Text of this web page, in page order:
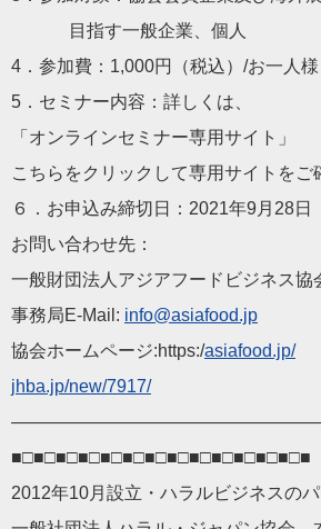
目指す一般企業、個人
4．参加費：1,000円（税込）/お一人様
5．セミナー内容：詳しくは、
「オンラインセミナー専用サイト」
こちらをクリックして専用サイトをご
６．お申込み締切日：2021年9月28日
お問い合わせ先：
一般財団法人アジアフードビジネス協
事務局E-Mail: info@asiafood.jp
協会ホームページ:https:/asiafood.jp/
jhba.jp/new/7917/
——————————
■□■□■□■□■□■□■□■□■□■□■□■□■□■
2012年10月設立・ハラルビジネス